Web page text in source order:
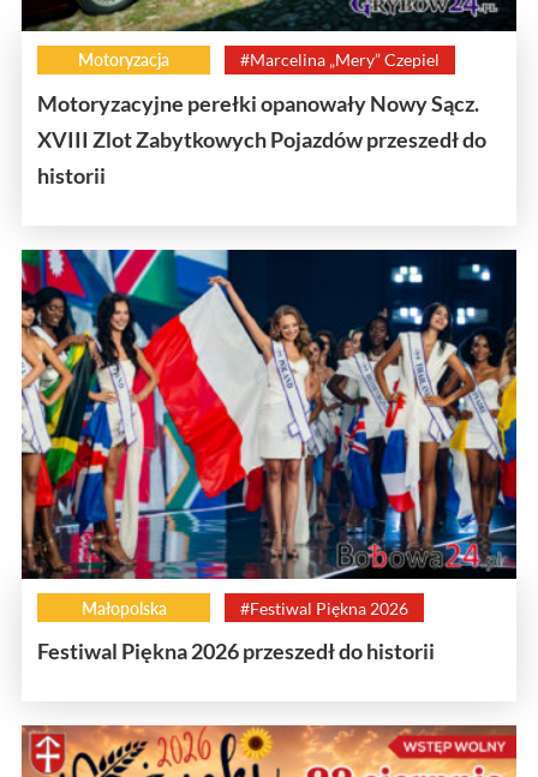
Motoryzacja #Marcelina „Mery” Czepiel
Motoryzacyjne perełki opanowały Nowy Sącz.
XVIII Zlot Zabytkowych Pojazdów przeszedł do
historii
Małopolska #Festiwal Piękna 2026
Festiwal Piękna 2026 przeszedł do historii